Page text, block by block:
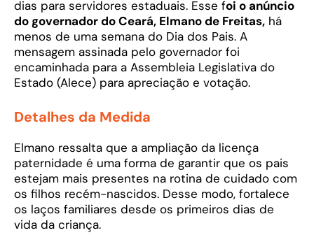
dias para servidores estaduais. Esse foi o anúncio
do governador do Ceará, Elmano de Freitas, há
menos de uma semana do Dia dos Pais. A
mensagem assinada pelo governador foi
encaminhada para a Assembleia Legislativa do
Estado (Alece) para apreciação e votação.
Detalhes da Medida
Elmano ressalta que a ampliação da licença
paternidade é uma forma de garantir que os pais
estejam mais presentes na rotina de cuidado com
os filhos recém-nascidos. Desse modo, fortalece
os laços familiares desde os primeiros dias de
vida da criança.